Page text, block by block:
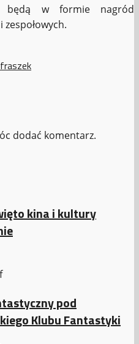
będą w formie nagród
dodać komentarz.
kina i kultury
pod
Klubu Fantastyki